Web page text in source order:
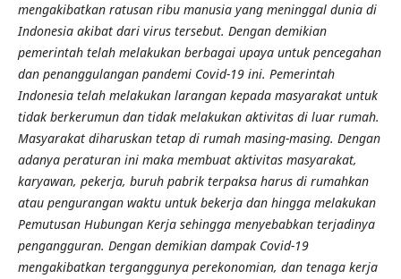
mengakibatkan ratusan ribu manusia yang meninggal dunia di
Indonesia akibat dari virus tersebut. Dengan demikian
pemerintah telah melakukan berbagai upaya untuk pencegahan
dan penanggulangan pandemi Covid-19 ini. Pemerintah
Indonesia telah melakukan larangan kepada masyarakat untuk
tidak berkerumun dan tidak melakukan aktivitas di luar rumah.
Masyarakat diharuskan tetap di rumah masing-masing. Dengan
adanya peraturan ini maka membuat aktivitas masyarakat,
karyawan, pekerja, buruh pabrik terpaksa harus di rumahkan
atau pengurangan waktu untuk bekerja dan hingga melakukan
Pemutusan Hubungan Kerja sehingga menyebabkan terjadinya
pengangguran. Dengan demikian dampak Covid-19
mengakibatkan terganggunya perekonomian, dan tenaga kerja